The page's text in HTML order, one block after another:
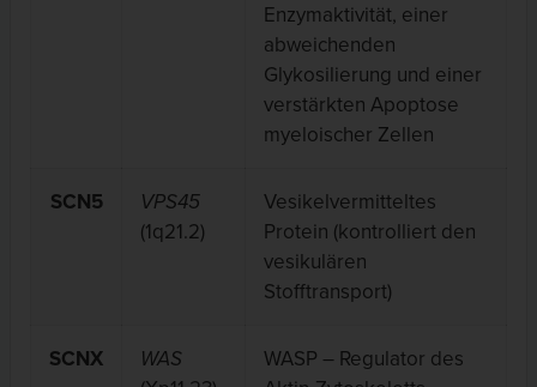
Enzymaktivität, einer
abweichenden
Glykosilierung und einer
verstärkten Apoptose
myeloischer Zellen
SCN5
VPS45
(1q21.2)
Vesikelvermitteltes
Protein (kontrolliert den
vesikulären
Stofftransport)
SCNX
WAS
WASP – Regulator des